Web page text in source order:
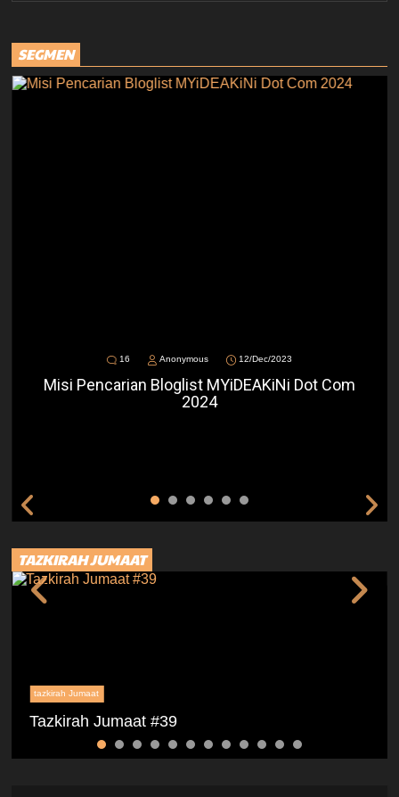
SEGMEN
16 Anonymous 12/Dec/2023
Misi Pencarian Bloglist MYiDEAKiNi Dot Com
2024
TAZKIRAH JUMAAT
tazkirah Jumaat
Tazkirah Jumaat #39